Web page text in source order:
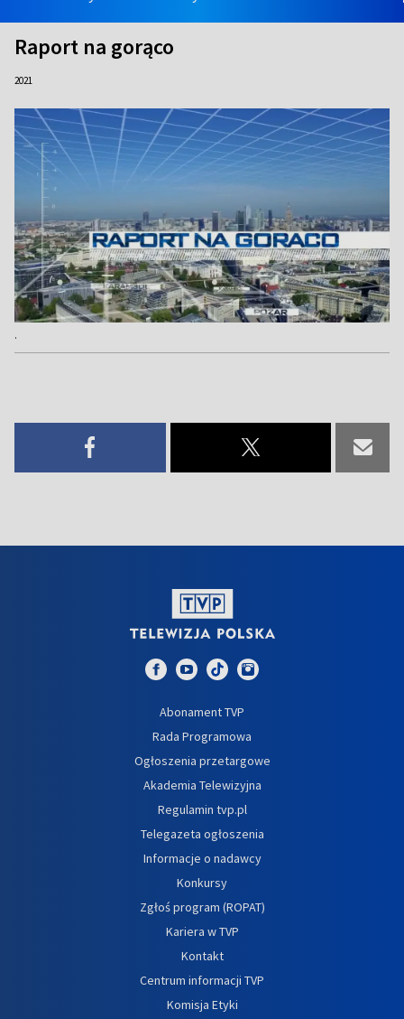
Raport na gorąco
2021
.
Abonament TVP
Rada Programowa
Ogłoszenia przetargowe
Akademia Telewizyjna
Regulamin tvp.pl
Telegazeta ogłoszenia
Informacje o nadawcy
Konkursy
Zgłoś program (ROPAT)
Kariera w TVP
Kontakt
Centrum informacji TVP
Komisja Etyki